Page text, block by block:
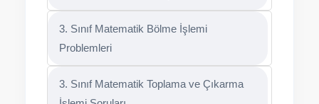
3. Sınıf Matematik Bölme İşlemi
Problemleri
3. Sınıf Matematik Toplama ve Çıkarma